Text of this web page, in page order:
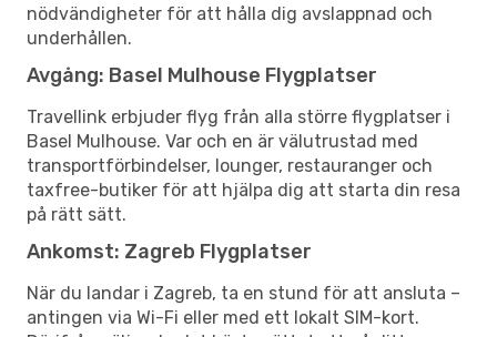
nödvändigheter för att hålla dig avslappnad och
underhållen.
Avgång: Basel Mulhouse Flygplatser
Travellink erbjuder flyg från alla större flygplatser i
Basel Mulhouse. Var och en är välutrustad med
transportförbindelser, lounger, restauranger och
taxfree-butiker för att hjälpa dig att starta din resa
på rätt sätt.
Ankomst: Zagreb Flygplatser
När du landar i Zagreb, ta en stund för att ansluta –
antingen via Wi-Fi eller med ett lokalt SIM-kort.